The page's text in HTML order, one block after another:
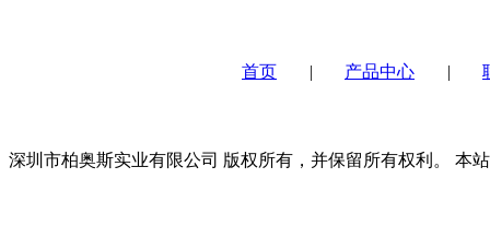
首页 | 产品中心 |
深圳市柏奥斯实业有限公司 版权所有，并保留所有权利。 本